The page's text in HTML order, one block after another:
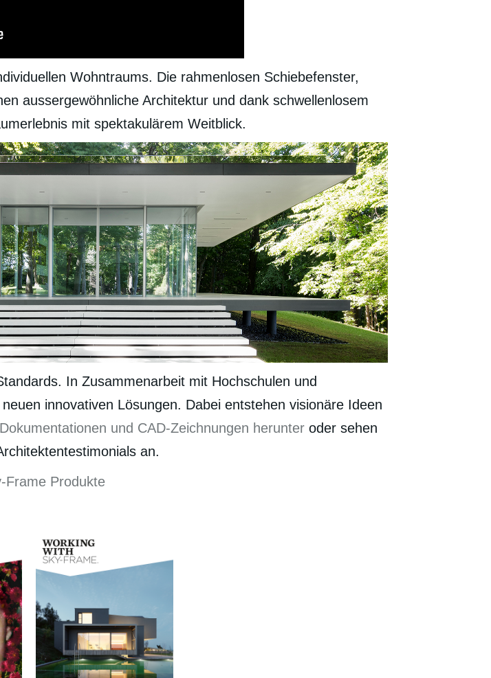
Wohntraums. Die rahmenlosen Schiebefenster,
aussergewöhnliche Architektur und dank schwellenlosem
mit spektakulärem Weitblick.
In Zusammenarbeit mit Hochschulen und
innovativen Lösungen. Dabei entstehen visionäre Ideen
und CAD-Zeichnungen herunter oder sehen
an.
Frame Produkte